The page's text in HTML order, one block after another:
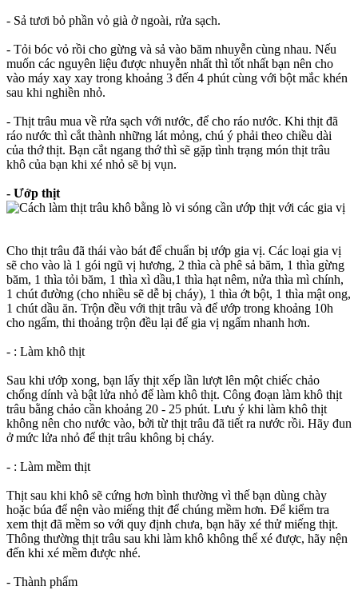
- Sả tươi bỏ phần vỏ già ở ngoài, rửa sạch.
- Tỏi bóc vỏ rồi cho gừng và sả vào băm nhuyễn cùng nhau. Nếu
muốn các nguyên liệu được nhuyễn nhất thì tốt nhất bạn nên cho
vào máy xay xay trong khoảng 3 đến 4 phút cùng với bột mắc khén
sau khi nghiền nhỏ.
- Thịt trâu mua về rửa sạch với nước, để cho ráo nước. Khi thịt đã
ráo nước thì cắt thành những lát mỏng, chú ý phải theo chiều dài
của thớ thịt. Bạn cắt ngang thớ thì sẽ gặp tình trạng món thịt trâu
khô của bạn khi xé nhỏ sẽ bị vụn.
- Ướp thịt
Cho thịt trâu đã thái vào bát để chuẩn bị ướp gia vị. Các loại gia vị
sẽ cho vào là 1 gói ngũ vị hương, 2 thìa cà phê sả băm, 1 thìa gừng
băm, 1 thìa tỏi băm, 1 thìa xì dầu,1 thìa hạt nêm, nửa thìa mì chính,
1 chút đường (cho nhiều sẽ dễ bị cháy), 1 thìa ớt bột, 1 thìa mật ong,
1 chút dầu ăn. Trộn đều với thịt trâu và để ướp trong khoảng 10h
cho ngấm, thi thoảng trộn đều lại để gia vị ngấm nhanh hơn.
- : Làm khô thịt
Sau khi ướp xong, bạn lấy thịt xếp lần lượt lên một chiếc chảo
chống dính và bật lửa nhỏ để làm khô thịt. Công đoạn làm khô thịt
trâu bằng chảo cần khoảng 20 - 25 phút. Lưu ý khi làm khô thịt
không nên cho nước vào, bởi từ thịt trâu đã tiết ra nước rồi. Hãy đun
ở mức lửa nhỏ để thịt trâu không bị cháy.
- : Làm mềm thịt
Thịt sau khi khô sẽ cứng hơn bình thường vì thế bạn dùng chày
hoặc búa để nện vào miếng thịt để chúng mềm hơn. Để kiểm tra
xem thịt đã mềm so với quy định chưa, bạn hãy xé thử miếng thịt.
Thông thường thịt trâu sau khi làm khô không thể xé được, hãy nện
đến khi xé mềm được nhé.
- Thành phẩm